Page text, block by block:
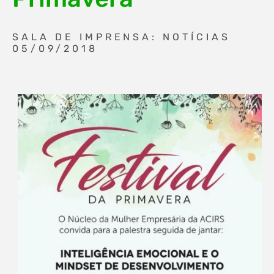
SALA DE IMPRENSA: NOTÍCIAS
05/09/2018